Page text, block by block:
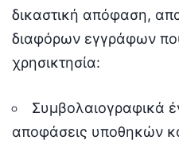
δικαστική απόφαση,
διαφόρων εγγράφων
χρησικτησία:
Συμβολαιογραφικά
αποφάσεις υποθηκών